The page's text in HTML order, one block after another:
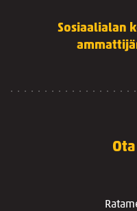
Sosiaalialan